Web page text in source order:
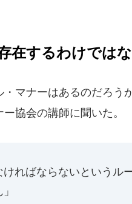
在するわけでは
マナーはあるのだろう
協会の講師に聞いた。
ればならないというル